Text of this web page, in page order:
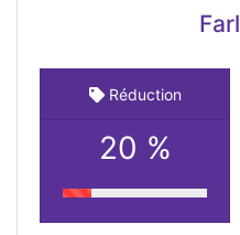
Réduction
20 %